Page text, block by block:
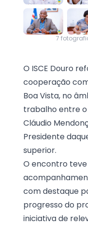
7
O ISCE Douro
cooperação
Boa Vista, no
trabalho entre o
Cláudio
Presidente
superior.
O encontro
com destaque
progresso do
iniciativa de